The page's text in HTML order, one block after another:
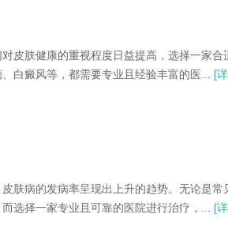
肤健康的重视程度日益提高，选择一家合
白癜风等，都需要专业且经验丰富的医... [
病的发病率呈现出上升的趋势。无论是常
选择一家专业且可靠的医院进行治疗，... [